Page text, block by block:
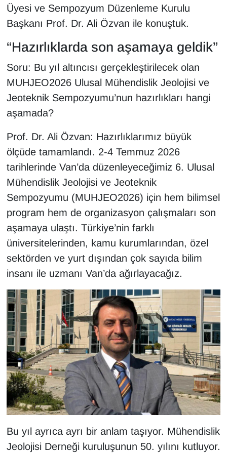
Üyesi ve Sempozyum Düzenleme Kurulu
Başkanı Prof. Dr. Ali Özvan ile konuştuk.
“Hazırlıklarda son aşamaya geldik”
Soru: Bu yıl altıncısı gerçekleştirilecek olan
MUHJEO2026 Ulusal Mühendislik Jeolojisi ve
Jeoteknik Sempozyumu’nun hazırlıkları hangi
aşamada?
Prof. Dr. Ali Özvan: Hazırlıklarımız büyük
ölçüde tamamlandı. 2-4 Temmuz 2026
tarihlerinde Van’da düzenleyeceğimiz 6. Ulusal
Mühendislik Jeolojisi ve Jeoteknik
Sempozyumu (MUHJEO2026) için hem bilimsel
program hem de organizasyon çalışmaları son
aşamaya ulaştı. Türkiye’nin farklı
üniversitelerinden, kamu kurumlarından, özel
sektörden ve yurt dışından çok sayıda bilim
insanı ile uzmanı Van’da ağırlayacağız.
Bu yıl ayrıca ayrı bir anlam taşıyor. Mühendislik
Jeolojisi Derneği kuruluşunun 50. yılını kutluyor.
YEREL